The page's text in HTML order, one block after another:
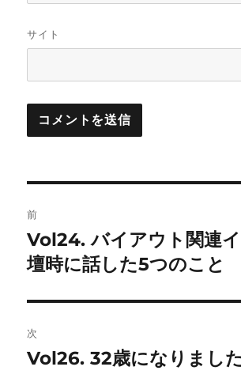
サイト
稿
ナ
ビ
ゲ
ー
前
前
の
稿:
Vol24. バイアウト関連
壇時に話した5つのこと
次
次
Vol26. 32歳になりました